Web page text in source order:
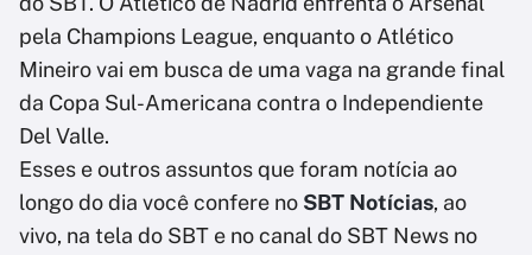
pela Champions League, enquanto o Atlético
Mineiro vai em busca de uma vaga na grande final
da Copa Sul-Americana contra o Independiente
Del Valle.
Esses e outros assuntos que foram notícia ao
longo do dia você confere no SBT Notícias, ao
vivo, na tela do SBT e no canal do SBT News no